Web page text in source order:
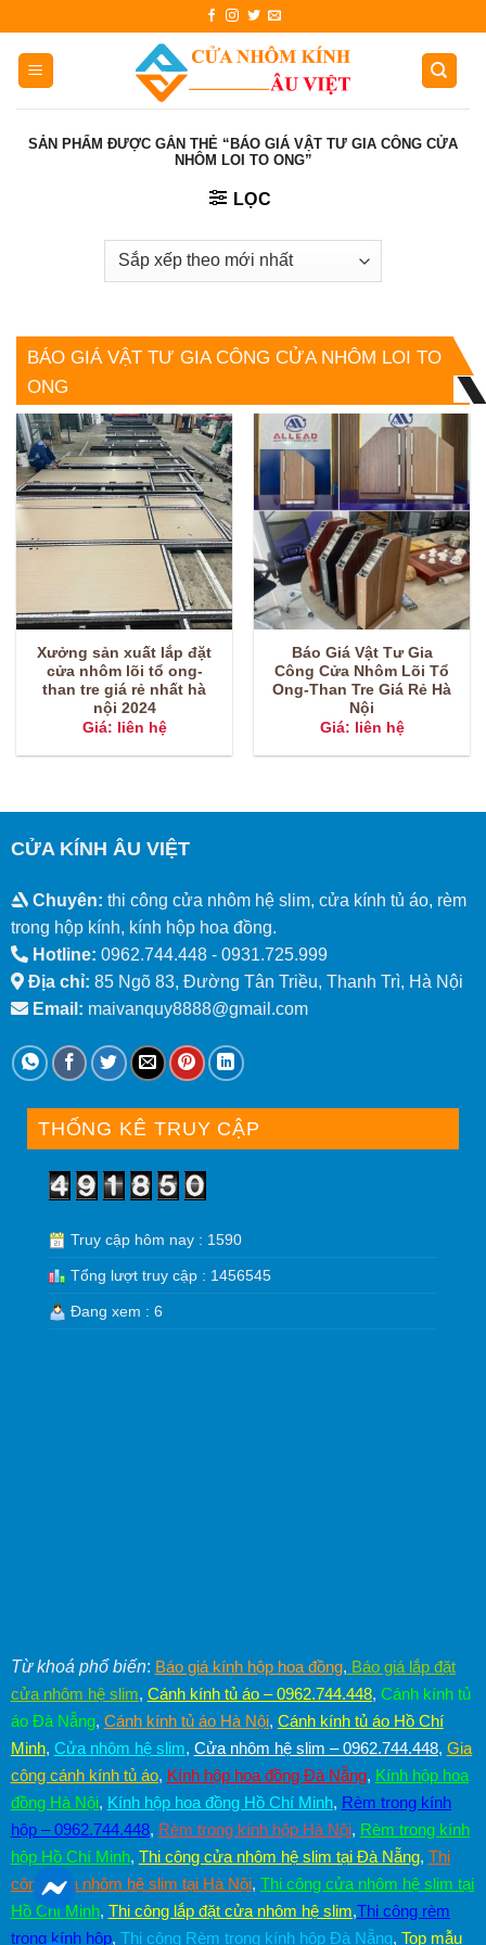
content
SẢN PHẨM ĐƯỢC GẮN THẺ “BÁO GIÁ VẬT TƯ GIA CÔNG CỬA
NHÔM LOI TO ONG”
LỌC
BÁO GIÁ VẬT TƯ GIA CÔNG CỬA NHÔM LOI TO
ONG
Xưởng sản xuất lắp đặt
cửa nhôm lõi tổ ong-
than tre giá rẻ nhất hà
nội 2024
Giá: liên hệ
Báo Giá Vật Tư Gia
Công Cửa Nhôm Lõi Tổ
Ong-Than Tre Giá Rẻ Hà
Nội
Giá: liên hệ
CỬA KÍNH ÂU VIỆT
Chuyên: thi công cửa nhôm hệ slim, cửa kính tủ áo, rèm
trong hộp kính, kính hộp hoa đồng.
Hotline: 0962.744.448 - 0931.725.999
Địa chỉ: 85 Ngõ 83, Đường Tân Triều, Thanh Trì, Hà Nội
Email: maivanquy8888@gmail.com
THỐNG KÊ TRUY CẬP
Truy cập hôm nay : 1590
Tổng lượt truy cập : 1456545
Đang xem : 6
Từ khoá phổ biến: Báo giá kính hộp hoa đồng, Báo giá lắp đặt
cửa nhôm hệ slim, Cánh kính tủ áo – 0962.744.448, Cánh kính tủ
áo Đà Nẵng, Cánh kính tủ áo Hà Nội, Cánh kính tủ áo Hồ Chí
Minh, Cửa nhôm hệ slim, Cửa nhôm hệ slim – 0962.744.448, Gia
công cánh kính tủ áo, Kính hộp hoa đồng Đà Nẵng, Kính hộp hoa
đồng Hà Nội, Kính hộp hoa đồng Hồ Chí Minh, Rèm trong kính
hộp – 0962.744.448, Rèm trong kính hộp Hà Nội, Rèm trong kính
hộp Hồ Chí Minh, Thi công cửa nhôm hệ slim tại Đà Nẵng, Thi
công cửa nhôm hệ slim tại Hà Nội, Thi công cửa nhôm hệ slim tại
Hồ Chí Minh, Thi công lắp đặt cửa nhôm hệ slim,Thi công rèm
trong kính hộp, Thi công Rèm trong kính hộp Đà Nẵng, Top mẫu